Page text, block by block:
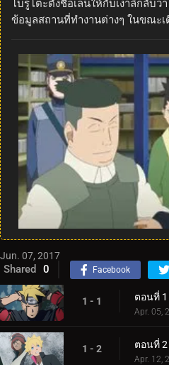
โบรูโตะตั้งชื่อเล่นให้กับเงาลึกลับ
ข้อมูลสถานที่ทำงานต่างๆ ในขณะ
Jun. 07, 2017
Shared 0 Facebook
1 - 1 ตอนที่
Apr. 05,
1 - 2 ตอนที่ 2
Apr. 12,